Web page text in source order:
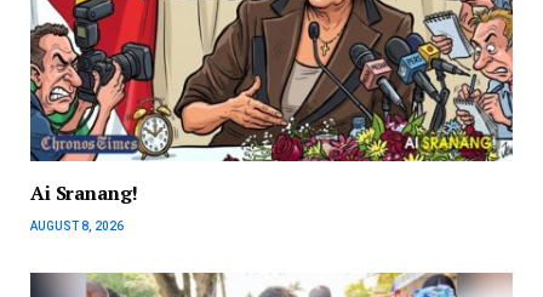
Ai Sranang!
AUGUST 8, 2026